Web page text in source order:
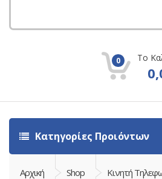
0 Το
Κατηγορίες Προιόντων
Αρχική Shop Κινητή